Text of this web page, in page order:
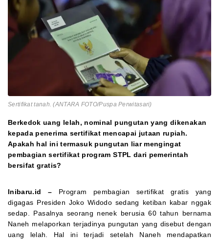
Sertifikat tanah. (ANTARA FOTO/Puspa Perwitasari)
Berkedok uang lelah, nominal pungutan yang dikenakan
kepada penerima sertifikat mencapai jutaan rupiah.
Apakah hal ini termasuk pungutan liar mengingat
pembagian sertifikat program STPL dari pemerintah
bersifat gratis?
Inibaru.id – Program pembagian sertifikat gratis yang
digagas Presiden Joko Widodo sedang ketiban kabar nggak
sedap. Pasalnya seorang nenek berusia 60 tahun bernama
Naneh melaporkan terjadinya pungutan yang disebut dengan
uang lelah. Hal ini terjadi setelah Naneh mendapatkan